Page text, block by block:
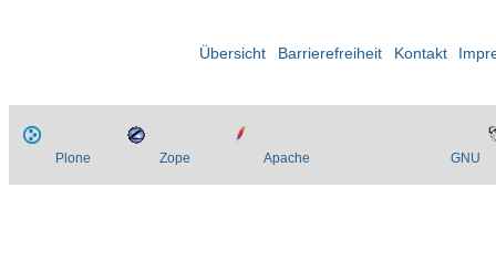
Übersicht Barrierefreiheit Kontakt
Plone Zope Apache GNU